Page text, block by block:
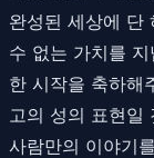
완성된 세상에 단
수 없는 가치를
한 시작을 축하해
고의 성의 표현일
사람만의 이야기